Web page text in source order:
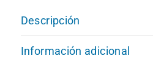
Descripción
Información adicional